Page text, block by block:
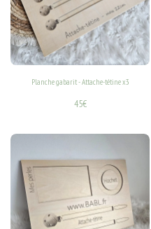
Planche gabarit - Attache-tétine x3
45€